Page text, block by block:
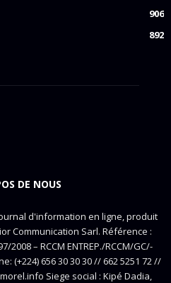
906
892
DE NOUS
d'information en ligne, produit
Communication Sarl. Référence :
2008 – RCCM ENTREP./RCCM/GC/-
(+224) 656 30 30 30 // 662 5251 72 //
Siege social : Kipé Dadia,